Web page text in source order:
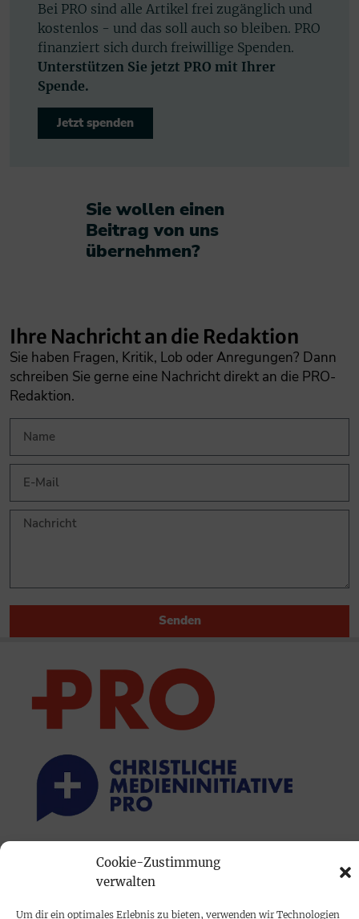
Cookie-Zustimmung
verwalten
Um dir ein optimales Erlebnis zu bieten, verwenden wir Technologien
Bei PRO sind alle Artikel frei zugänglich und
kostenlos - und das soll auch so bleiben. PRO
finanziert sich durch freiwillige Spenden.
Unterstützen Sie jetzt PRO mit Ihrer
Spende.
Jetzt spenden
Sie wollen einen
Beitrag von uns
übernehmen?​
Ihre Nachricht an die Redaktion
Sie haben Fragen, Kritik, Lob oder Anregungen? Dann
schreiben Sie gerne eine Nachricht direkt an die PRO-
Redaktion.
Senden
PRINTAUSGABE
Mediadaten